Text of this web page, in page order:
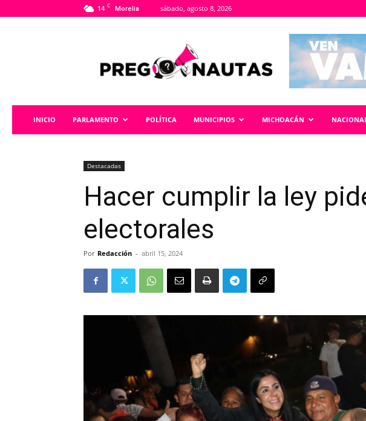
14 C Morelia sábado, agosto 8, 2026
INICIO PARLAMENTO POLÍTICA MUNICIPIOS MICHOACÁN
Destacadas
Hacer cumplir la ley
electorales
Por Redacción - abril 15, 2024